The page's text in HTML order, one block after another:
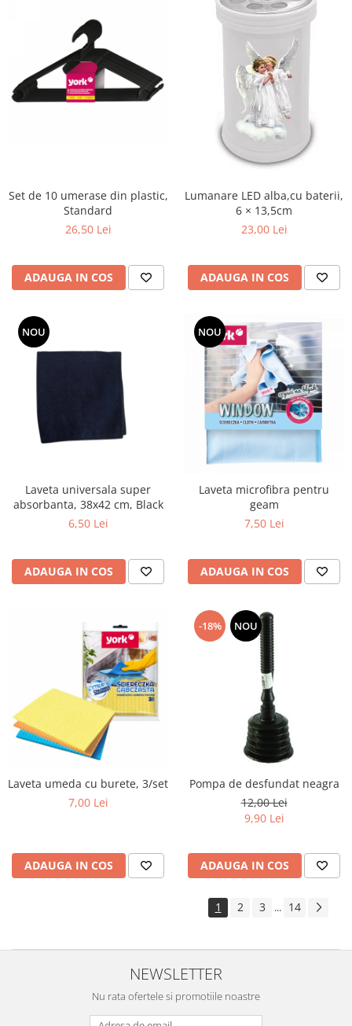
Servetele umede
Betisoare urechi
Cosmetice naturale
Cosmetice pentru barbati
Jocuri&Puzzle,jucarii,periferice PC
Produse brand DAXI
Daxi Probiotic
Articole ingrijire incaltaminte
Jocuri & Divertisment
Papetarie si Creativitate
PetShop
Roll Drop
Set de 10 umerase din plastic,
Standard
26,50 Lei
ADAUGA IN COS
Lumanare LED alba,cu baterii,
6 × 13,5cm
23,00 Lei
ADAUGA IN COS
NOU
Laveta universala super
absorbanta, 38x42 cm, Black
6,50 Lei
ADAUGA IN COS
NOU
Laveta microfibra pentru
geam
7,50 Lei
ADAUGA IN COS
Laveta umeda cu burete, 3/set
7,00 Lei
ADAUGA IN COS
-18% NOU
Pompa de desfundat neagra
12,00 Lei
9,90 Lei
ADAUGA IN COS
1 2 3 ... 14
NEWSLETTER
Nu rata ofertele si promotiile noastre